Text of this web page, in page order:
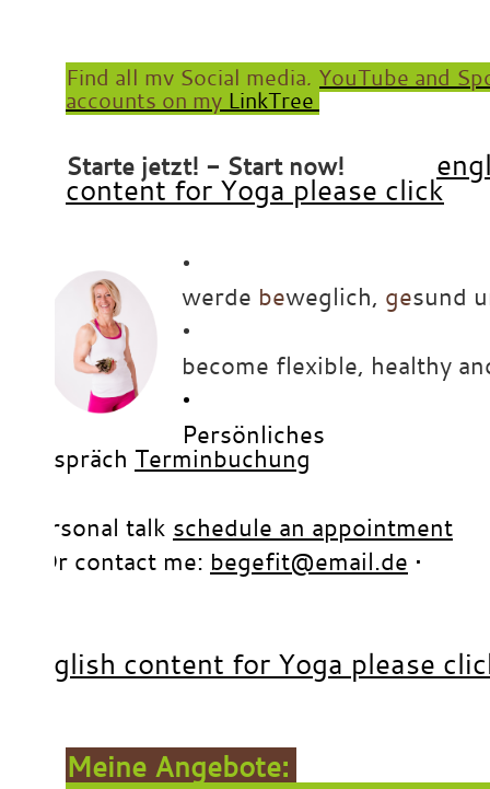
Find all my Social media, YouTube and
accounts on my LinkTree
Starte jetzt! - Start now!
content for Yoga please click
•
werde beweglich, gesund
•
become flexible, healthy
•
Persönliches
Gespräch Terminbuchung
Personal talk schedule an appointment
Or contact me: begefit@email.de •
english content for Yoga please
Meine Angebote: